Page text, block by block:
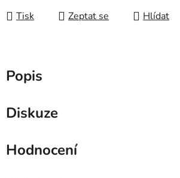
Tisk Zeptat se Hlídat
Popis
Diskuze
Hodnocení